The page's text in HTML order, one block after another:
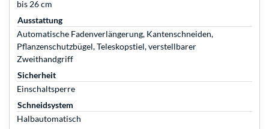
bis 26 cm
Ausstattung
Automatische Fadenverlängerung, Kantenschneiden,
Pflanzenschutzbügel, Teleskopstiel, verstellbarer
Zweithandgriff
Sicherheit
Einschaltsperre
Schneidsystem
Halbautomatisch